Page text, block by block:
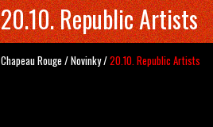
20.10. Republic Artists
Chapeau Rouge /Novinky/20.10. Republic Artists